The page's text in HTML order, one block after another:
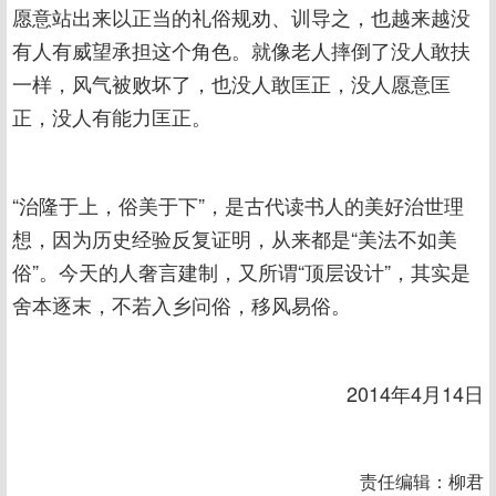
愿意站出来以正当的礼俗规劝、训导之，也越来越没
有人有威望承担这个角色。就像老人摔倒了没人敢扶
一样，风气被败坏了，也没人敢匡正，没人愿意匡
正，没人有能力匡正。
“治隆于上，俗美于下”，是古代读书人的美好治世理
想，因为历史经验反复证明，从来都是“美法不如美
俗”。今天的人奢言建制，又所谓“顶层设计”，其实是
舍本逐末，不若入乡问俗，移风易俗。
2014年4月14日
责任编辑：柳君